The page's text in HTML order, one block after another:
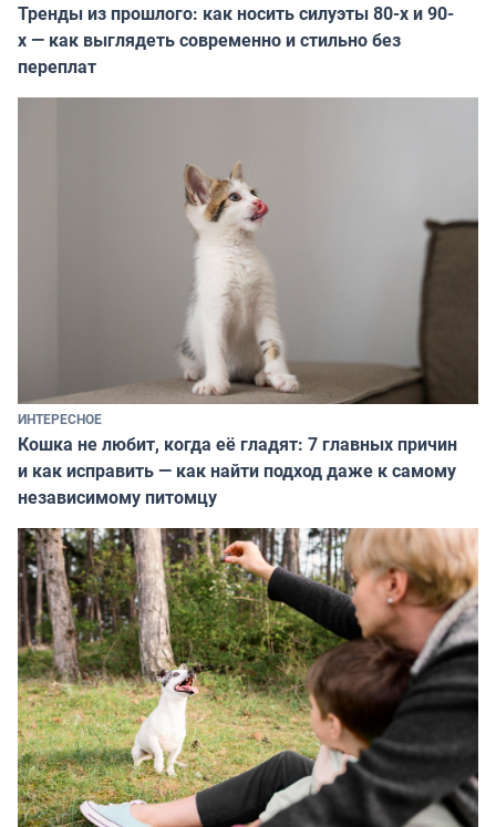
Тренды из прошлого: как носить силуэты 80-х и 90-
х — как выглядеть современно и стильно без
переплат
ИНТЕРЕСНОЕ
Кошка не любит, когда её гладят: 7 главных причин
и как исправить — как найти подход даже к самому
независимому питомцу